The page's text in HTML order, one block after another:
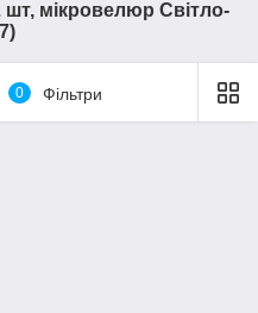
мікровелюр Світло-
0 Фільтри